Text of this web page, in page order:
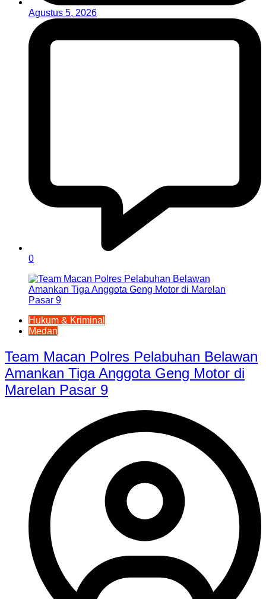
Agustus 5, 2026
0
Hukum & Kriminal
Medan
Team Macan Polres Pelabuhan Belawan
Amankan Tiga Anggota Geng Motor di
Marelan Pasar 9